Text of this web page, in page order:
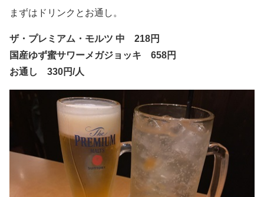
まずはドリンクとお通し。
ザ・プレミアム・モルツ 中 218円
国産ゆず蜜サワーメガジョッキ 658円
お通し 330円/人